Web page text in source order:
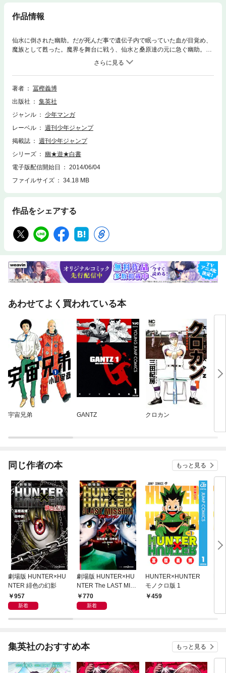
作品情報
仙水に倒された幽助。だが死んだ事で遺伝子内で眠っていた血が目覚め、
魔族として甦った。魔界を舞台に戦う、仙水と桑原達の元に急ぐ幽助。魔
界で始まる幽助と仙水の第2ラウンドの行方は…!?
著者
冨樫義博
出版社
集英社
ジャンル
少年マンガ
レーベル
週刊少年ジャンプ
掲載誌
週刊少年ジャンプ
シリーズ
幽★遊★白書
電子版配信開始日
2014/06/04
ファイルサイズ
34.18 MB
作品をシェアする
あわせてよく買われている本
宇宙兄弟 GANTZ クロカン
同じ作者の本 もっと見る
劇場版 HUNTER×HU
NTER 緋色の幻影
957
新着
劇場版 HUNTER×HU
NTER The LAST MISS
ION770
新着
HUNTER×HUNTER
モノクロ版 1
459
集英社のおすすめ本 もっと見る